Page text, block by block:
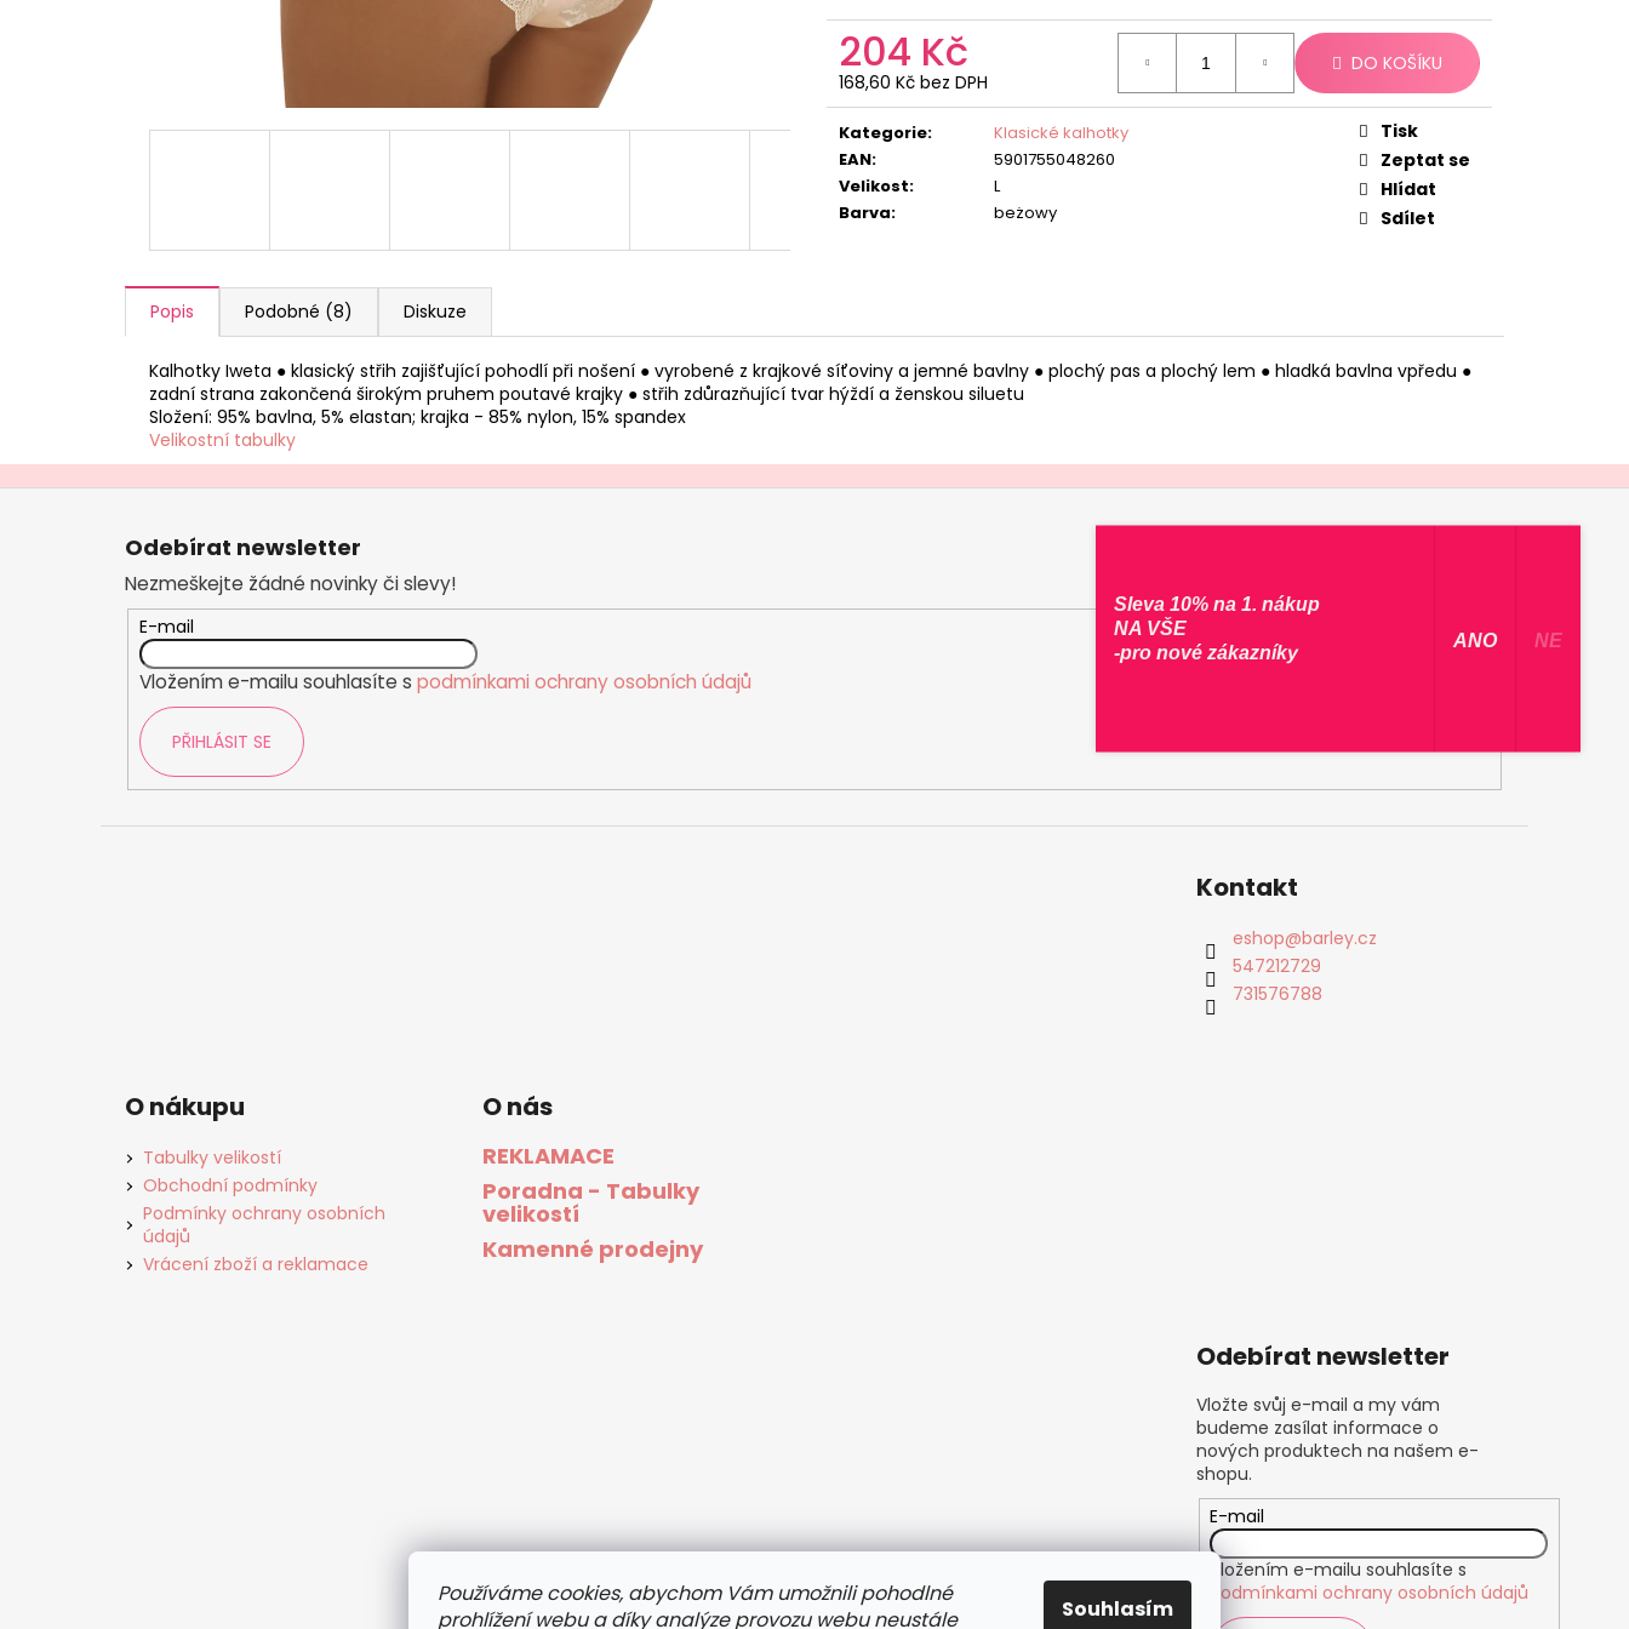
Používáme cookies, abychom Vám umožnili pohodlné
prohlížení webu a díky analýze provozu webu neustále
Souhlasím
204 Kč
168,60 Kč bez DPH
Měrná
cena:
DO KOŠÍKU
Kategorie:
Klasické kalhotky
EAN:
5901755048260
Velikost:
L
Barva: beżowy
Tisk
Zeptat se
Hlídat
Sdílet
Popis Podobné (8) Diskuze
Kalhotky Iweta ● klasický střih zajišťující pohodlí při nošení ● vyrobené z krajkové síťoviny a jemné bavlny ● plochý pas a plochý lem ● hladká bavlna vpředu ●
zadní strana zakončená širokým pruhem poutavé krajky ● střih zdůrazňující tvar hýždí a ženskou siluetu
Složení: 95% bavlna, 5% elastan; krajka - 85% nylon, 15% spandex
Velikostní tabulky
HLEDAT
o
r
Z
Odebírat newsletter
Nezmeškejte žádné novinky či slevy!
E-mail
Vložením e-mailu souhlasíte s podmínkami ochrany osobních údajů
PŘIHLÁSIT SE
Kontakt
eshop@barley.cz
547212729
731576788
O nákupu
Tabulky velikostí
Obchodní podmínky
Podmínky ochrany osobních
údajů
Vrácení zboží a reklamace
O nás
REKLAMACE
Poradna - Tabulky
velikostí
Kamenné prodejny
Odebírat newsletter
Vložte svůj e-mail a my vám
budeme zasílat informace o
nových produktech na našem e-
shopu.
E-mail
Vložením e-mailu souhlasíte s
podmínkami ochrany osobních údajů
Sleva 10% na 1. nákup
NA VŠE
-pro nové zákazníky
​ ANO ​ NE